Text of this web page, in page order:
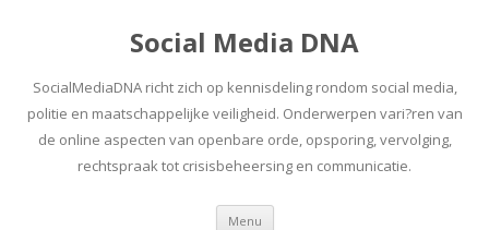
Social Media DNA
SocialMediaDNA richt zich op kennisdeling rondom social media,
politie en maatschappelijke veiligheid. Onderwerpen vari?ren van
de online aspecten van openbare orde, opsporing, vervolging,
rechtspraak tot crisisbeheersing en communicatie.
Menu Spring